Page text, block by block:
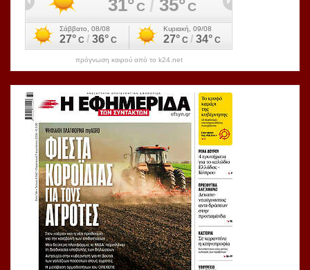
πρόγνωση καιρού από το k24.net